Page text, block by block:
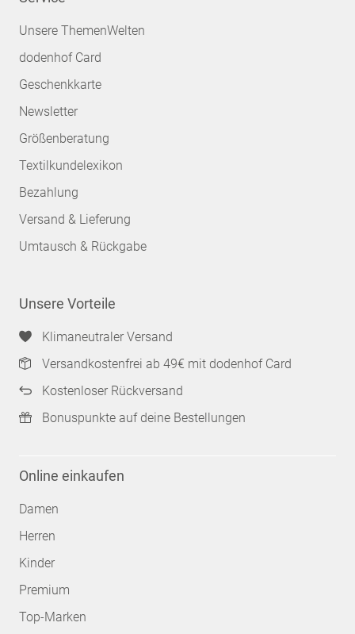
Unsere ThemenWelten
dodenhof Card
Geschenkkarte
Newsletter
Größenberatung
Textilkundelexikon
Bezahlung
Versand & Lieferung
Umtausch & Rückgabe
Unsere Vorteile
Klimaneutraler Versand
Versandkostenfrei ab 49€ mit dodenhof Card
Kostenloser Rückversand
Bonuspunkte auf deine Bestellungen
Online einkaufen
Damen
Herren
Kinder
Premium
Top-Marken